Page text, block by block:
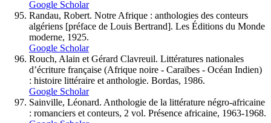
Google Scholar
Randau, Robert. Notre Afrique : anthologies des conteurs
algériens [préface de Louis Bertrand]. Les Éditions du Monde
moderne, 1925.
Google Scholar
Rouch, Alain et Gérard Clavreuil. Littératures nationales
d’écriture française (Afrique noire - Caraïbes - Océan Indien)
: histoire littéraire et anthologie. Bordas, 1986.
Google Scholar
Sainville, Léonard. Anthologie de la littérature négro-africaine
: romanciers et conteurs, 2 vol. Présence africaine, 1963-1968.